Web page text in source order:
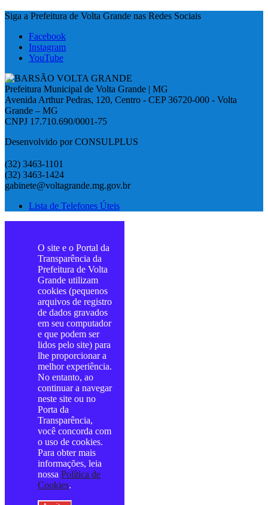
Siga a Prefeitura de Volta Grande nas Redes Sociais
Facebook
Instagram
YouTube
Prefeitura Municipal de Volta Grande | MG
Avenida Arthur Pedras, 120, Centro - CEP 36720-000 - Volta
Grande – MG
CNPJ 17.710.690/0001-75
Desenvolvido por CONSULPLUS
(32) 3463-1101
(32) 3463-1424
gabinete@voltagrande.mg.gov.br
Lista de Telefones Úteis
O site e o Portal da
Transparência da
Prefeitura de Volta
Grande utilizam
cookies (pequenos
arquivos de registro
de dados gravados
em seu computador
e que podem ser
lidos pelo site) para
lhe proporcionar a
melhor experiência.
No entanto, ao
continuar a navegar
neste site ou no
Porta da
Transparência,
você concorda com
o uso de cookies.
Para obter mais
informações, leia
nossa Política de
Cookies.